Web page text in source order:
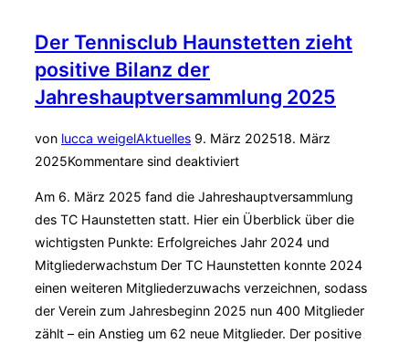
Der Tennisclub Haunstetten zieht
positive Bilanz der
Jahreshauptversammlung 2025
von lucca weigelAktuellesVeröffentlicht
am
9. März 202518. März
2025Kommentare sind deaktiviert
Am 6. März 2025 fand die Jahreshauptversammlung
des TC Haunstetten statt. Hier ein Überblick über die
wichtigsten Punkte: Erfolgreiches Jahr 2024 und
Mitgliederwachstum Der TC Haunstetten konnte 2024
einen weiteren Mitgliederzuwachs verzeichnen, sodass
der Verein zum Jahresbeginn 2025 nun 400 Mitglieder
zählt – ein Anstieg um 62 neue Mitglieder. Der positive